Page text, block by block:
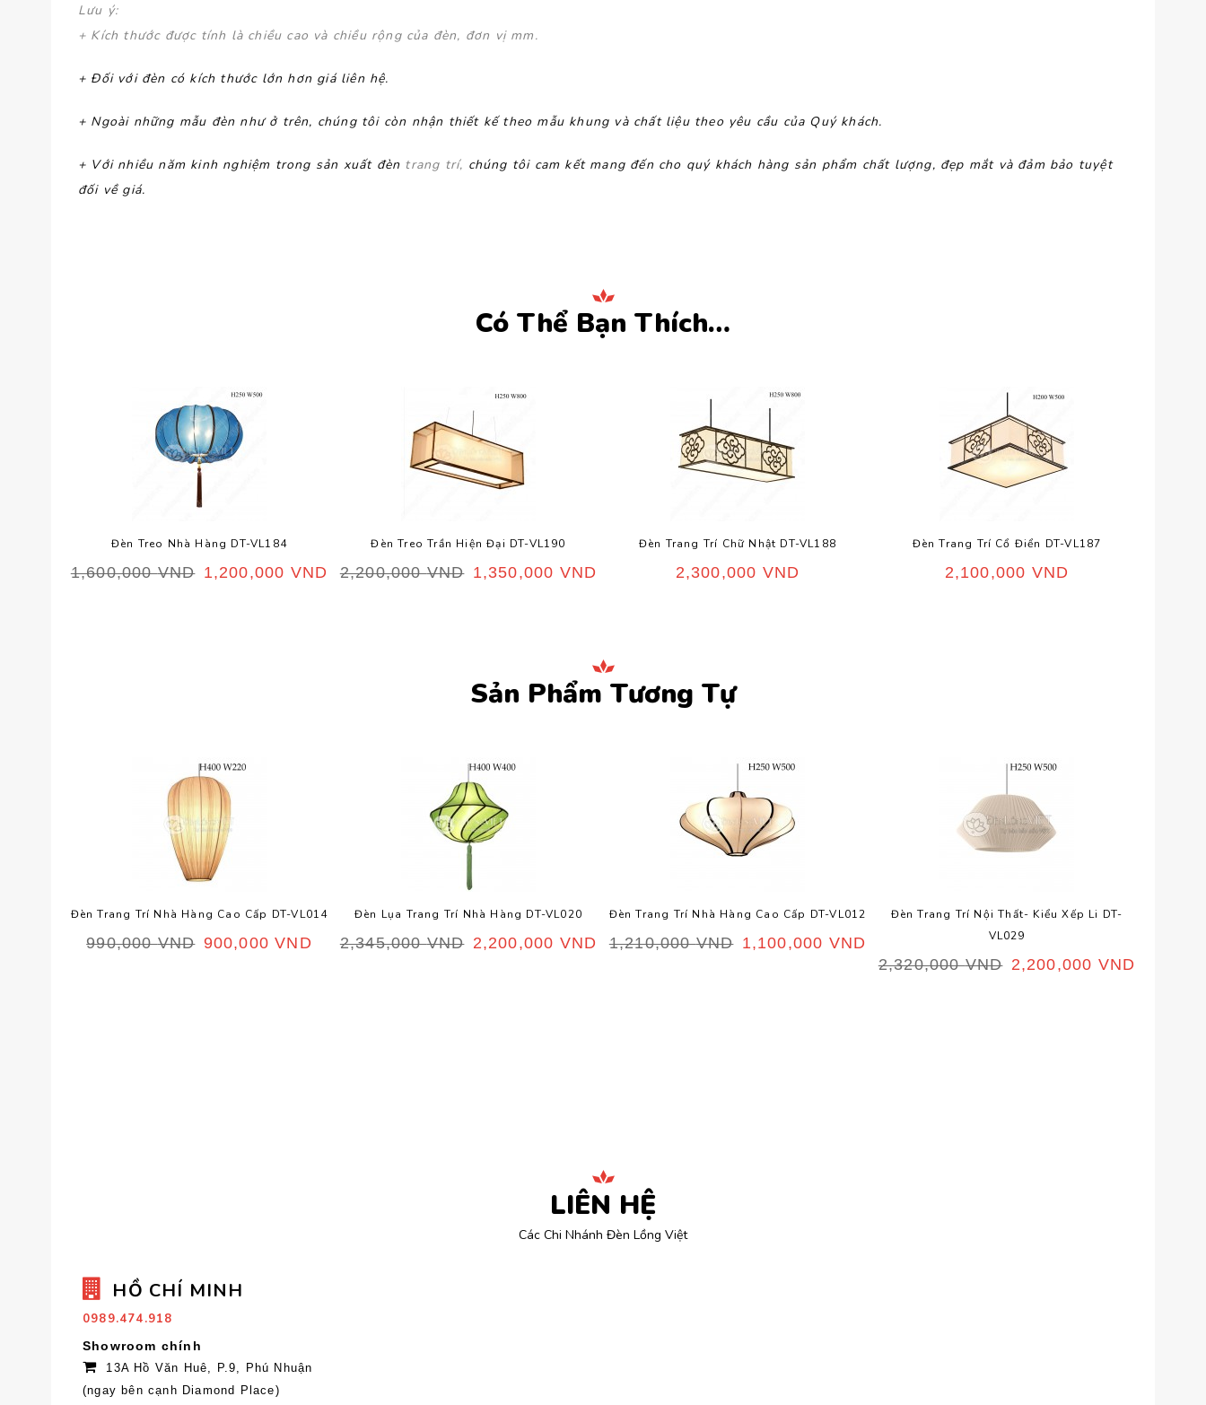
Lưu ý:
+ Kích thước được tính là chiều cao và chiều rộng của đèn, đơn vị mm.
+ Đối với đèn có kích thước lớn hơn giá liên hệ.
+ Ngoài những mẫu đèn như ở trên, chúng tôi còn nhận thiết kế theo mẫu khung và chất liệu theo yêu cầu của Quý khách.
+ Với nhiều năm kinh nghiệm trong sản xuất đèn trang trí, chúng tôi cam kết mang đến cho quý khách hàng sản phẩm chất lượng, đẹp mắt và đảm bảo tuyệt
đối về giá.
Có Thể Bạn Thích…
Đèn Treo Nhà Hàng DT-VL184
1,600,000VND 1,200,000 VND
Đèn Treo Trần Hiện Đại DT-VL190
2,200,000VND 1,350,000 VND
Đèn Trang Trí Chữ Nhật DT-VL188
2,300,000 VND
Đèn Trang Trí Cổ Điển DT-VL187
2,100,000 VND
Sản Phẩm Tương Tự
Đèn Trang Trí Nhà Hàng Cao Cấp DT-VL014
990,000VND 900,000VND
Đèn Lụa Trang Trí Nhà Hàng DT-VL020
2,345,000VND 2,200,000 VND
Đèn Trang Trí Nhà Hàng Cao Cấp DT-VL012
1,210,000VND 1,100,000 VND
Đèn Trang Trí Nội Thất- Kiểu Xếp Li DT-
VL029
2,320,000VND 2,200,000 VND
LIÊN HỆ
Các Chi Nhánh Đèn Lồng Việt
HỒ CHÍ MINH
0989.474.918
Showroom chính
13A Hồ Văn Huê, P.9, Phú Nhuận
(ngay bên cạnh Diamond Place)